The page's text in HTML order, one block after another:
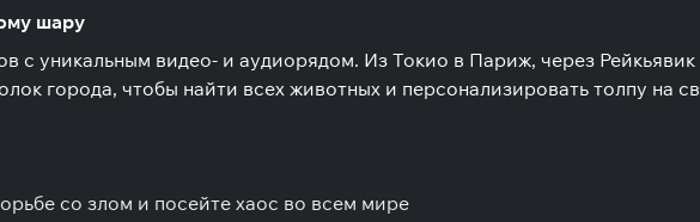
шару
с уникальным видео- и аудиорядом. Из Токио в Париж, через
города, чтобы найти всех животных и персонализировать толпу на
со злом и посейте хаос во всем мире